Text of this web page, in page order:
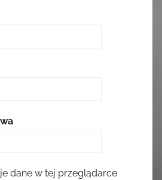
dane w tej przeglądarce